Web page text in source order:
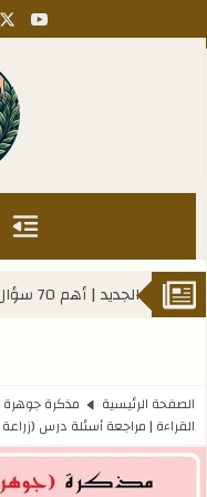
x
الإعدادي
الصفحة الرئيسية
مذكرة جوهرة
القراءة | مراجعة أسئلة درس